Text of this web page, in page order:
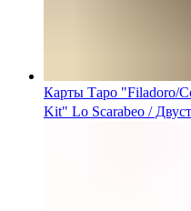
Карты Таро "Filadoro/
Kit" Lo Scarabeo /